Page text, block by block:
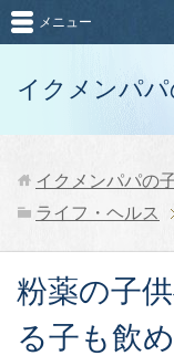
イクメンパ
メニュー
イクメンパパの
ライフ・ヘルス
粉薬の子
る子も飲